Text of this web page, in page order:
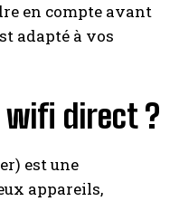
en compte avant
adapté à vos
wifi direct ?
est une
appareils,